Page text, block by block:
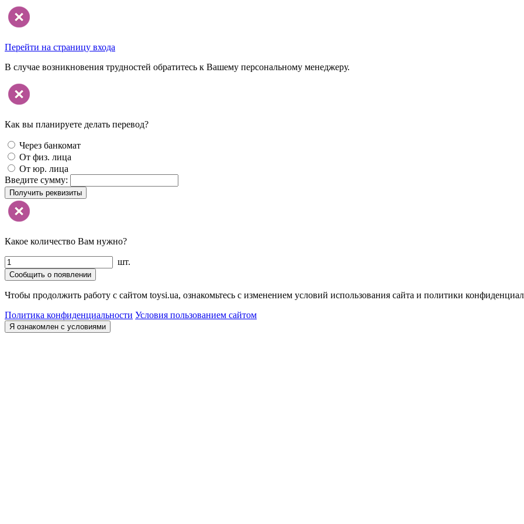
Перейти на страницу входа
В случае возникновения трудностей обратитесь к Вашему персональному менеджеру.
Как вы планируете делать перевод?
Через банкомат
От физ. лица
От юр. лица
Введите сумму:
Получить реквизиты
Какое количество Вам нужно?
шт.
Сообщить о появлении
Чтобы продолжить работу с сайтом toysi.ua, ознакомьтесь с изменением условий использования сайта и политики
Политика конфиденциальности Условия пользованием сайтом
Я ознакомлен с условиями